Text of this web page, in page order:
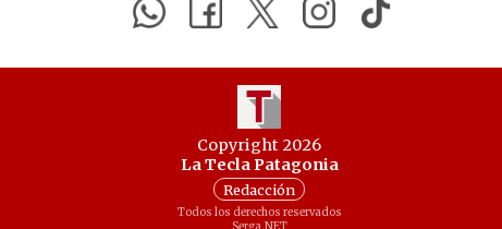
Copyright 2026
La Tecla Patagonia
Redacción
Todos los derechos reservados